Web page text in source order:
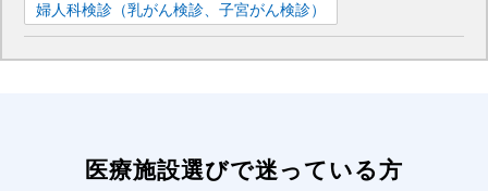
婦人科検診（乳がん検診、子宮がん検診）
医療施設選びで迷っている方